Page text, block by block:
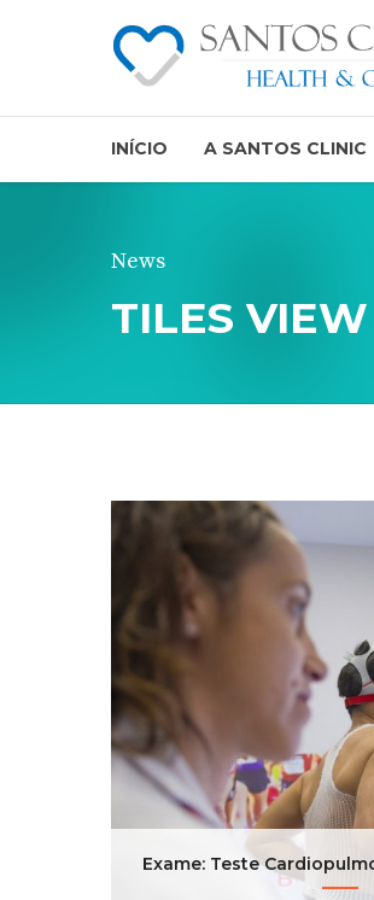
INÍCIO A SANTOS CLINIC
News
TILES VIEW
Exame: Teste
2 de janeiro de
Exame: Teste